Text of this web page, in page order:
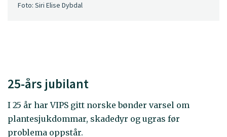
Foto: Siri Elise Dybdal
25-års jubilant
I 25 år har VIPS gitt norske bønder varsel om
plantesjukdommar, skadedyr og ugras før
problema oppstår.